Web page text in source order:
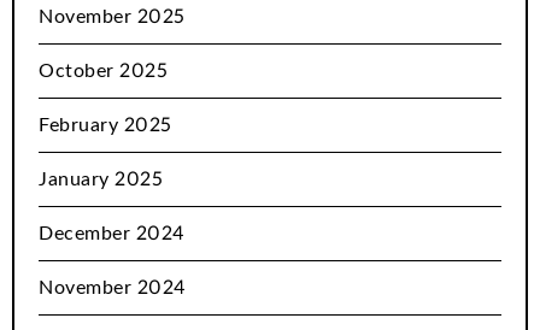
November 2025
October 2025
February 2025
January 2025
December 2024
November 2024